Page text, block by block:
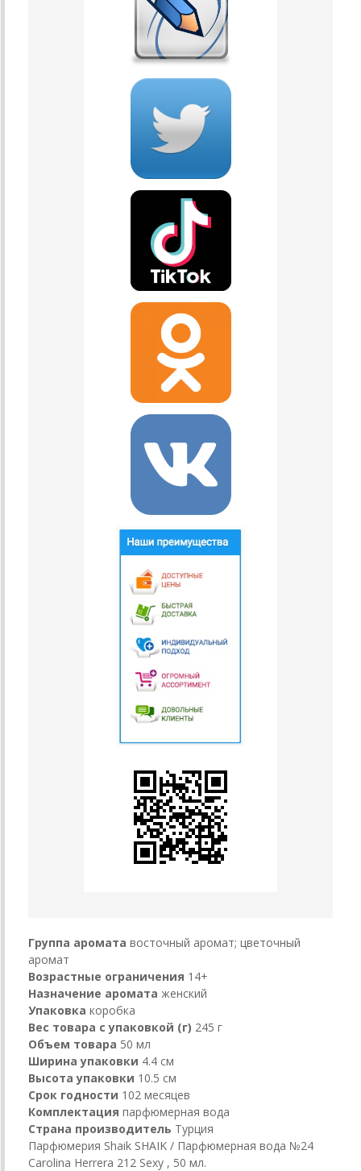
Группа аромата восточный аромат; цветочный
аромат
Возрастные ограничения 14+
Назначение аромата женский
Упаковка коробка
Вес товара с упаковкой (г) 245 г
Объем товара 50 мл
Ширина упаковки 4.4 см
Высота упаковки 10.5 см
Срок годности 102 месяцев
Комплектация парфюмерная вода
Страна производитель Турция
Парфюмерия Shaik SHAIK / Парфюмерная вода №24
Carolina Herrera 212 Sexy , 50 мл.